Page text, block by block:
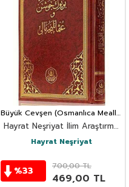
Büyük Cevşen (Osmanlıca Mealli-
Rahle Boy) (Kod: 508)
Hayrat Neşriyat İlim Araştırma
Heyeti
Hayrat Neşriyat
%33 700,00TL
469,00 TL